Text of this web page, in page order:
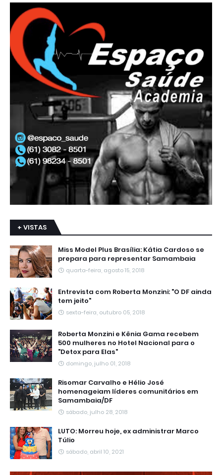
+ VISTAS
Miss Model Plus Brasília: Kátia Cardoso se
prepara para representar Samambaia
quarta-feira, agosto 15, 2018
Entrevista com Roberta Monzini: "O DF ainda
tem jeito"
sexta-feira, outubro 05, 2018
Roberta Monzini e Kênia Gama recebem
500 mulheres no Hotel Nacional para o
"Detox para Elas"
domingo, julho 01, 2018
Risomar Carvalho e Hélio José
homenageiam líderes comunitários em
Samambaia/DF
sábado, julho 28, 2018
LUTO: Morreu hoje, ex administrar Marco
Túlio
sábado, abril 10, 2021